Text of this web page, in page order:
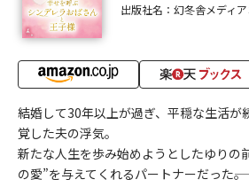
出版社名：幻冬舎メディ
結婚して30年以上が過ぎ、平穏な生活が
覚した夫の浮気。
新たな人生を歩み始めようとしたゆりの
の愛”を与えてくれるパートナーだった――。